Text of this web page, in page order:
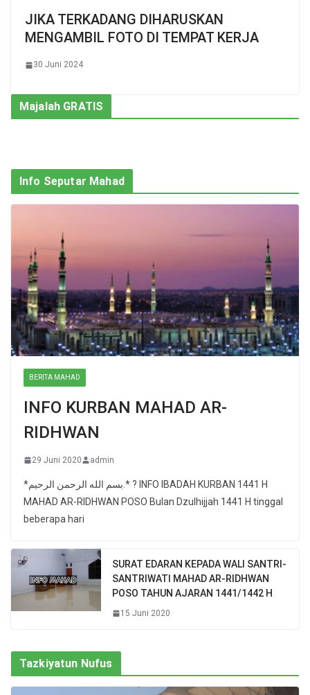
JIKA TERKADANG DIHARUSKAN
MENGAMBIL FOTO DI TEMPAT KERJA
30 Juni 2024
Majalah GRATIS
Info Seputar Mahad
BERITA MAHAD
INFO KURBAN MAHAD AR-
RIDHWAN
29 Juni 2020 admin
*بسم الله الرحمن الرحيم.* ? INFO IBADAH KURBAN 1441 H
MAHAD AR-RIDHWAN POSO Bulan Dzulhijjah 1441 H tinggal
beberapa hari
SURAT EDARAN KEPADA WALI SANTRI-
SANTRIWATI MAHAD AR-RIDHWAN
POSO TAHUN AJARAN 1441/1442 H
15 Juni 2020
Tazkiyatun Nufus